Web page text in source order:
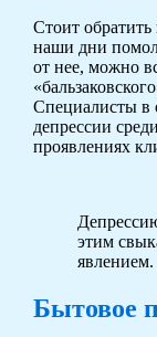
Стоит обратить
наши дни
от нее, можно
Специалисты в
депрессии
проявлениях
этим
явлением.
Бытовое